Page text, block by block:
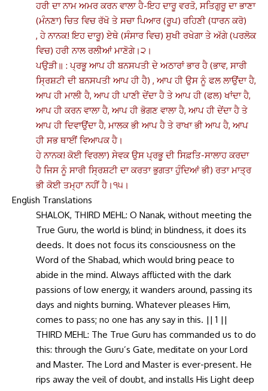
ਹਰੀ ਦਾ ਨਾਮ ਅਮਰ ਕਰਨ ਵਾਲਾ ਹੈ-ਇਹ ਦਾਰੂ ਵਰਤੋ, ਸਤਿਗੁਰੂ ਦਾ ਭਾਣਾ
(ਮੰਨਣਾ) ਚਿਤ ਵਿਚ ਰੱਖੋ ਤੇ ਸਚਾ ਪਿਆਰ (ਰੂਪ) ਰਹਿਣੀ (ਧਾਰਨ ਕਰੋ)
, ਹੇ ਨਾਨਕ! ਇਹ ਦਾਰੂ) ਏਥੇ (ਸੰਸਾਰ ਵਿਚ) ਸੁਖੀ ਰਖੇਗਾ ਤੇ ਅੱਗੇ (ਪਰਲੋਕ
ਵਿਚ) ਹਰੀ ਨਾਲ ਰਲੀਆਂ ਮਾਣੋਗੇ।੨।
ਪਉੜੀ॥ : ਪ੍ਰਭੂ ਆਪ ਹੀ ਬਨਸਪਤੀ ਦੇ ਅਠਾਰਾਂ ਭਾਰ ਹੈ (ਭਾਵ, ਸਾਰੀ
ਸ੍ਰਿਸ਼ਟੀ ਦੀ ਬਨਸਪਤੀ ਆਪ ਹੀ ਹੈ) , ਆਪ ਹੀ ਉਸ ਨੂੰ ਫਲ ਲਾਉਂਦਾ ਹੈ,
ਆਪ ਹੀ ਮਾਲੀ ਹੈ, ਆਪ ਹੀ ਪਾਣੀ ਦੇਂਦਾ ਹੈ ਤੇ ਆਪ ਹੀ (ਫਲ) ਖਾਂਦਾ ਹੈ,
ਆਪ ਹੀ ਕਰਨ ਵਾਲਾ ਹੈ, ਆਪ ਹੀ ਭੋਗਣ ਵਾਲਾ ਹੈ, ਆਪ ਹੀ ਦੇਂਦਾ ਹੈ ਤੇ
ਆਪ ਹੀ ਦਿਵਾਉਂਦਾ ਹੈ, ਮਾਲਕ ਭੀ ਆਪ ਹੈ ਤੇ ਰਾਖਾ ਭੀ ਆਪ ਹੈ, ਆਪ
ਹੀ ਸਭ ਥਾਈਂ ਵਿਆਪਕ ਹੈ।
ਹੇ ਨਾਨਕ! ਕੋਈ ਵਿਰਲਾ) ਸੇਵਕ ਉਸ ਪ੍ਰਭੂ ਦੀ ਸਿਫ਼ਤਿ-ਸਾਲਾਹ ਕਰਦਾ
ਹੈ ਜਿਸ ਨੂੰ ਸਾਰੀ ਸ੍ਰਿਸ਼ਟੀ ਦਾ ਕਰਤਾ ਭੁਗਤਾ ਹੁੰਦਿਆਂ ਭੀ) ਰਤਾ ਮਾਤ੍ਰ
ਭੀ ਕੋਈ ਤਮ੍ਹਾ ਨਹੀਂ ਹੈ।੧੫।
English Translations
SHALOK, THIRD MEHL: O Nanak, without meeting the
True Guru, the world is blind; in blindness, it does its
deeds. It does not focus its consciousness on the
Word of the Shabad, which would bring peace to
abide in the mind. Always afflicted with the dark
passions of low energy, it wanders around, passing its
days and nights burning. Whatever pleases Him,
comes to pass; no one has any say in this. || 1 ||
THIRD MEHL: The True Guru has commanded us to do
this: through the Guru’s Gate, meditate on your Lord
and Master. The Lord and Master is ever-present. He
rips away the veil of doubt, and installs His Light deep